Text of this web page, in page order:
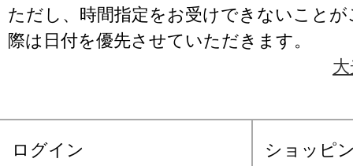
ただし、時間指定をお受けできないこと
際は日付を優先させていただきます。
ログイン ショッピ